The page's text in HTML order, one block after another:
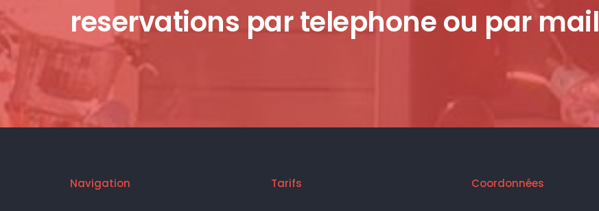
reservations par telephone ou par mail
Navigation Tarifs Coordonnées